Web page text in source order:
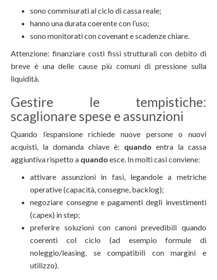
sono commisurati al ciclo di cassa reale;
hanno una durata coerente con l’uso;
sono monitorati con covenant e scadenze chiare.
Attenzione: finanziare costi fissi strutturali con debito di
breve è una delle cause più comuni di pressione sulla
liquidità.
Gestire le tempistiche:
scaglionare spese e assunzioni
Quando l’espansione richiede nuove persone o nuovi
acquisti, la domanda chiave è: quando entra la cassa
aggiuntiva rispetto a quando esce. In molti casi conviene:
attivare assunzioni in fasi, legandole a metriche
operative (capacità, consegne, backlog);
negoziare consegne e pagamenti degli investimenti
(capex) in step;
preferire soluzioni con canoni prevedibili quando
coerenti col ciclo (ad esempio formule di
noleggio/leasing, se compatibili con margini e
utilizzo).